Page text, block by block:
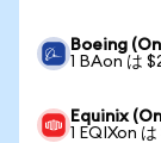
Boeing
1 BAon は
Equinix
1 EQIXon